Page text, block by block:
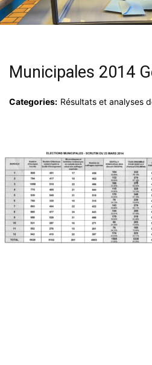
Municipales 2014
Categories: Résultats et analyses